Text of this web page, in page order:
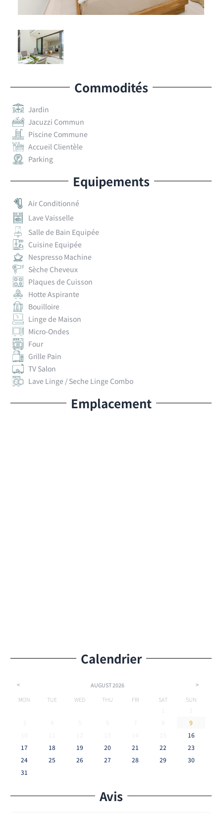
Commodités
Jardin
Jacuzzi Commun
Piscine Commune
Accueil Clientèle
Parking
Equipements
Air Conditionné
Lave Vaisselle
Salle de Bain Equipée
Cuisine Equipée
Nespresso Machine
Sèche Cheveux
Plaques de Cuisson
Hotte Aspirante
Bouilloire
Linge de Maison
Micro-Ondes
Four
Grille Pain
TV Salon
Lave Linge / Seche Linge Combo
Emplacement
Calendrier
< AUGUST2026
>
MON
TUE WED THU FRI SAT SUN
9
16
17
18 19 20 21 22
23
24
25 26 27 28 29
30
31
Avis